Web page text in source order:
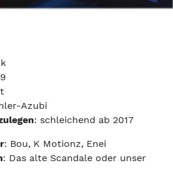
Azubi
: schleichend ab 2017
: Bou, K Motionz, Enei
: Das alte Scandale oder unser